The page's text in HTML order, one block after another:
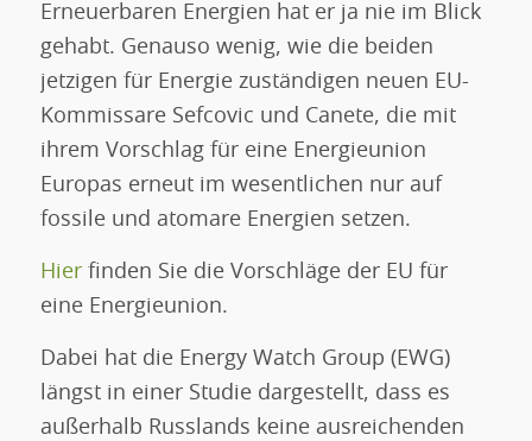
Erneuerbaren Energien hat er ja nie im Blick
gehabt. Genauso wenig, wie die beiden
jetzigen für Energie zuständigen neuen EU-
Kommissare Sefcovic und Canete, die mit
ihrem Vorschlag für eine Energieunion
Europas erneut im wesentlichen nur auf
fossile und atomare Energien setzen.
Hierfinden Sie die Vorschläge der EU für
eine Energieunion.
Dabei hat die Energy Watch Group (EWG)
längst in einer Studie dargestellt, dass es
außerhalb Russlands keine ausreichenden